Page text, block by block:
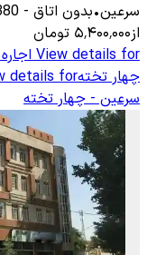
سرعین•بدون اتاق -
از۵٬۴۰۰٬۰۰۰ تومان
View details for
چهار تختهdetails for
سرعین - چهار تخته